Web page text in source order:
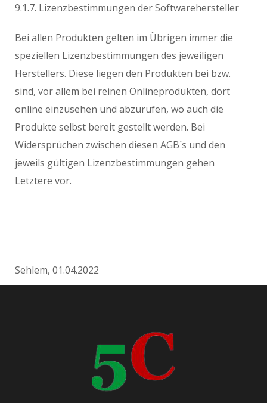
9.1.7. Lizenzbestimmungen der Softwarehersteller
Bei allen Produkten gelten im Übrigen immer die
speziellen Lizenzbestimmungen des jeweiligen
Herstellers. Diese liegen den Produkten bei bzw.
sind, vor allem bei reinen Onlineprodukten, dort
online einzusehen und abzurufen, wo auch die
Produkte selbst bereit gestellt werden. Bei
Widersprüchen zwischen diesen AGB´s und den
jeweils gültigen Lizenzbestimmungen gehen
Letztere vor.
Sehlem, 01.04.2022